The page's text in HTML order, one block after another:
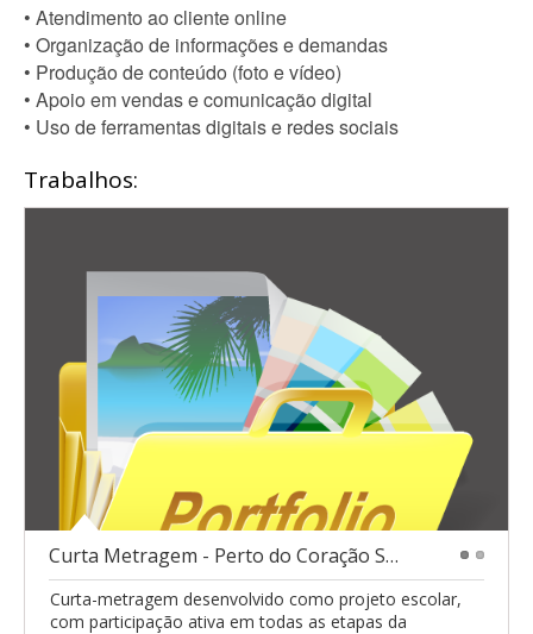
• Atendimento ao cliente online
• Organização de informações e demandas
• Produção de conteúdo (foto e vídeo)
• Apoio em vendas e comunicação digital
• Uso de ferramentas digitais e redes sociais
Trabalhos:
Curta Metragem - Perto do Coração Selvagem
Curta-metragem desenvolvido como projeto escolar,
com participação ativa em todas as etapas da